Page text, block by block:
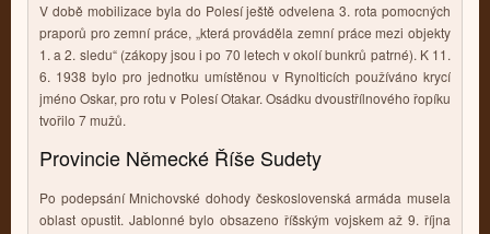
V době mobilizace byla do Polesí ještě odvelena 3. rota pomocných
praporů pro zemní práce, „která prováděla zemní práce mezi objekty
1. a 2. sledu“ (zákopy jsou i po 70 letech v okolí bunkrů patrné). K 11.
6. 1938 bylo pro jednotku umístěnou v Rynolticích používáno krycí
jméno Oskar, pro rotu v Polesí Otakar. Osádku dvoustřílnového řopíku
tvořilo 7 mužů.
Provincie Německé Říše Sudety
Po podepsání Mnichovské dohody československá armáda musela
oblast opustit. Jablonné bylo obsazeno říšským vojskem až 9. října